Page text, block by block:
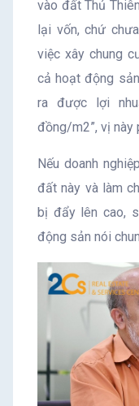
vào đất Thủ
lại vốn, chứ
việc xây chung
cả hoạt động
ra được lợi
đồng/m2”, vị này
Nếu doanh
đất này và làm
bị đẩy lên cao,
động sản nói